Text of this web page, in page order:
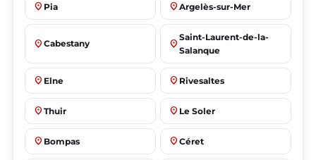
place Pia place Argelès-sur-Mer
place Cabestany place
Saint-Laurent-de-la-
Salanque
place Elne place Rivesaltes
place Thuir place Le Soler
place Bompas place Céret